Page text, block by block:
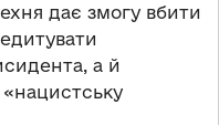
дає змогу вбити
а й